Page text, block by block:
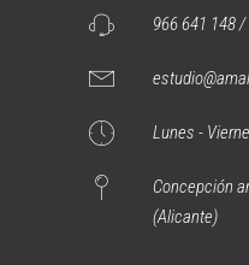
966 641 148
Lunes -
Concepción
(Alicante)